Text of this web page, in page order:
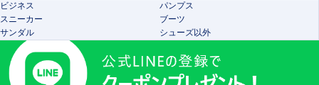
ビジネス
パンプス
スニーカー
ブーツ
サンダル
シューズ以外